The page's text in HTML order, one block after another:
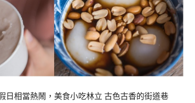
日相當熱鬧，美食小吃林立 古色古香的街道巷